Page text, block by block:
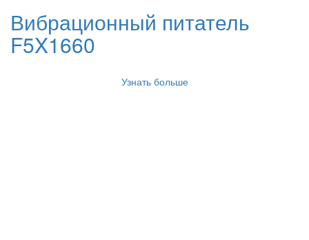
Вибрационный питатель
F5X1660
Узнать больше